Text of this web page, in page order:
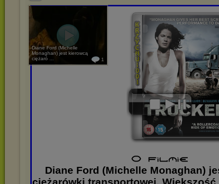
Diane Ford (Michelle
Monaghan) jest kierowcą
ciężaró ...
1
Diane Ford (Michelle Monaghan)